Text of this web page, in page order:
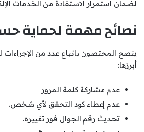
لضمان استمرار الاستفادة من الخدمات
نصائح مهمة لحماية
ينصح المختصون باتباع عدد من الإجراءات
أبرزها:
عدم مشاركة كلمة المرور.
عدم إعطاء كود التحقق لأي شخص.
تحديث رقم الجوال فور تغييره.